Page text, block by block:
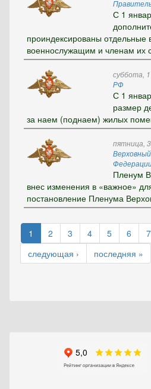
С 1
проиндексированы отдельные
военнослужащим и членам их
суббота,
РФ
С 1
размер
за наем (поднаем) жилых
пятница,
Пленум
внес изменения в «важное»
постановление Пленума
1 2 3 4 5 6 7
следующая ›
последняя »